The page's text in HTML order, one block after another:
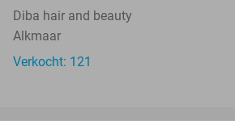
Diba hair and beauty
Alkmaar
Verkocht: 121